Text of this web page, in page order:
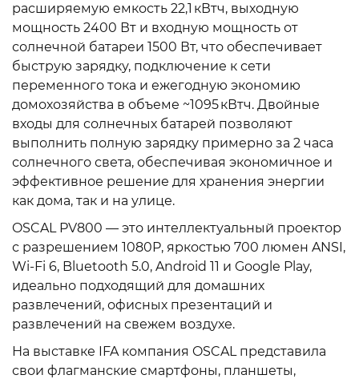
расширяемую емкость 22,1 кВтч, выходную
мощность 2400 Вт и входную мощность от
солнечной батареи 1500 Вт, что обеспечивает
быструю зарядку, подключение к сети
переменного тока и ежегодную экономию
домохозяйства в объеме ~1095 кВтч. Двойные
входы для солнечных батарей позволяют
выполнить полную зарядку примерно за 2 часа
солнечного света, обеспечивая экономичное и
эффективное решение для хранения энергии
как дома, так и на улице.
OSCAL PV800 — это интеллектуальный проектор
с разрешением 1080P, яркостью 700 люмен ANSI,
Wi-Fi 6, Bluetooth 5.0, Android 11 и Google Play,
идеально подходящий для домашних
развлечений, офисных презентаций и
развлечений на свежем воздухе.
На выставке IFA компания OSCAL представила
свои флагманские смартфоны, планшеты,